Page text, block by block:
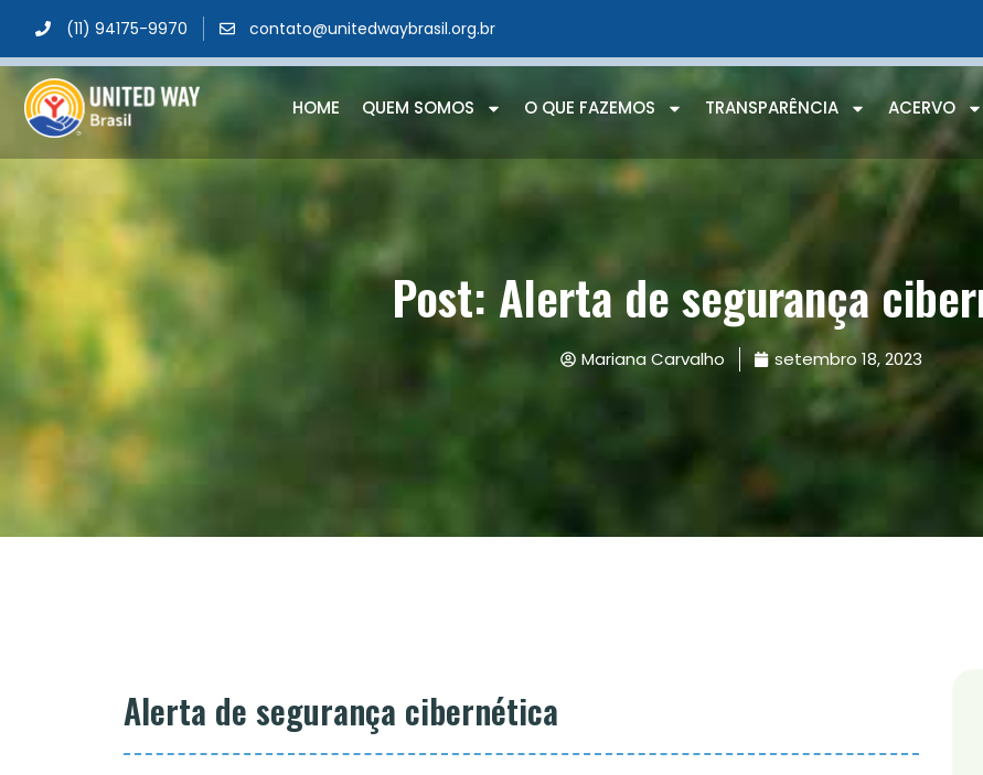
(11) 94175-9970 contato@unitedwaybrasil.org.br
HOME QUEM SOMOS O QUE FAZEMOS TRANSPARÊNCIA ACERVO
Post: Alerta de segurança
Mariana Carvalho setembro 18, 2023
Alerta de segurança cibernética